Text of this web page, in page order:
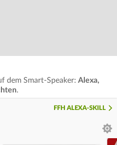
dem Smart-Speaker: Alexa,
.
FFH ALEXA-SKILL